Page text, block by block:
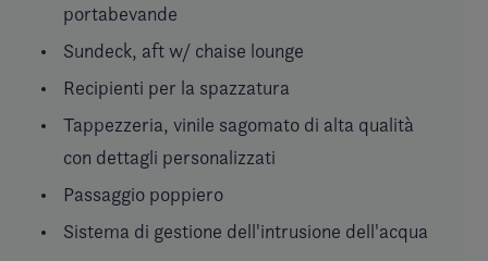
portabevande
Sundeck, aft w/ chaise lounge
Recipienti per la spazzatura
Tappezzeria, vinile sagomato di alta qualità
con dettagli personalizzati
Passaggio poppiero
Sistema di gestione dell'intrusione dell'acqua